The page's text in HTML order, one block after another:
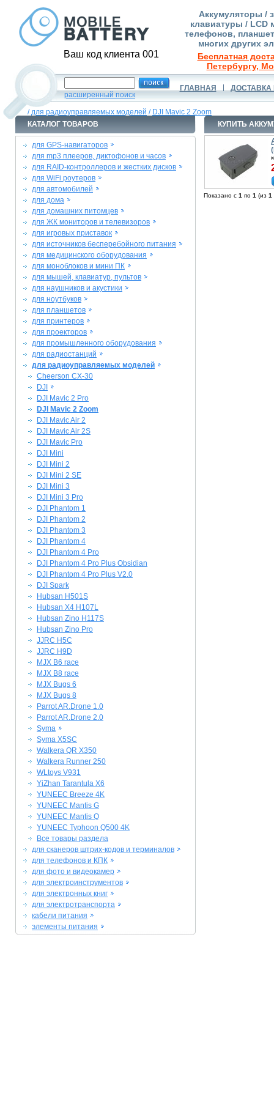
Ваш код клиента 001
Аккумуляторы /
клавиатуры / LCD
телефонов,
многих других
Бесплатная
Петербургу,
расширенный поиск
ГЛАВНАЯ ДОСТАВКА
/для радиоуправляемых моделей / DJI Mavic 2 Zoom
КАТАЛОГ ТОВАРОВ
для GPS-навигаторов
для mp3 плееров, диктофонов и часов
для RAID-контроллеров и жестких дисков
для WiFi роутеров
для автомобилей
для дома
для домашних питомцев
для ЖК мониторов и телевизоров
для игровых приставок
для источников бесперебойного питания
для медицинского оборудования
для моноблоков и мини ПК
для мышей, клавиатур, пультов
для наушников и акустики
для ноутбуков
для планшетов
для принтеров
для проекторов
для промышленного оборудования
для радиостанций
для радиоуправляемых моделей
Cheerson CX-30
DJI
DJI Mavic 2 Pro
DJI Mavic 2 Zoom
DJI Mavic Air 2
DJI Mavic Air 2S
DJI Mavic Pro
DJI Mini
DJI Mini 2
DJI Mini 2 SE
DJI Mini 3
DJI Mini 3 Pro
DJI Phantom 1
DJI Phantom 2
DJI Phantom 3
DJI Phantom 4
DJI Phantom 4 Pro
DJI Phantom 4 Pro Plus Obsidian
DJI Phantom 4 Pro Plus V2.0
DJI Spark
Hubsan H501S
Hubsan X4 H107L
Hubsan Zino H117S
Hubsan Zino Pro
JJRC H5C
JJRC H9D
MJX B6 race
MJX B8 race
MJX Bugs 6
MJX Bugs 8
Parrot AR.Drone 1.0
Parrot AR.Drone 2.0
Syma
Syma X5SC
Walkera QR X350
Walkera Runner 250
WLtoys V931
YiZhan Tarantula X6
YUNEEC Breeze 4K
YUNEEC Mantis G
YUNEEC Mantis Q
YUNEEC Typhoon Q500 4K
Все товары раздела
для сканеров штрих-кодов и терминалов
для телефонов и КПК
для фото и видеокамер
для электроинструментов
для электронных книг
для электротранспорта
кабели питания
элементы питания
КУПИТЬ
Показано с 1 по 1 (из 1